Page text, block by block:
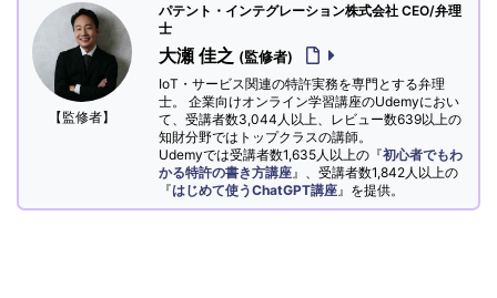
【監修者】
パテント・インテグレーション株式会社 CEO/弁理
士
大瀬 佳之 (監修者)
IoT・サービス関連の特許実務を専門とする弁理
士。 企業向けオンライン学習講座のUdemyにおい
て、受講者数3,044人以上、レビュー数639以上の
知財分野ではトップクラスの講師。
Udemyでは受講者数1,635人以上の『初心者でもわ
かる特許の書き方講座 』、受講者数1,842人以上の
『はじめて使うChatGPT講座 』を提供。